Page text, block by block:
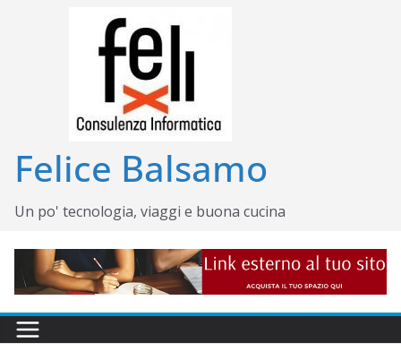
Felice Balsamo
Un po' tecnologia, viaggi e buona cucina